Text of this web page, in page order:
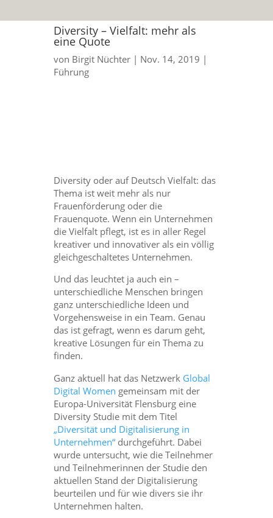
Diversity – Vielfalt: mehr als
eine Quote
von Birgit Nüchter| Nov. 14, 2019 |
Führung
Diversity oder auf Deutsch Vielfalt: das
Thema ist weit mehr als nur
Frauenförderung oder die
Frauenquote. Wenn ein Unternehmen
die Vielfalt pflegt, ist es in aller Regel
kreativer und innovativer als ein völlig
gleichgeschaltetes Unternehmen.
Und das leuchtet ja auch ein –
unterschiedliche Menschen bringen
ganz unterschiedliche Ideen und
Vorgehensweise in ein Team. Genau
das ist gefragt, wenn es darum geht,
kreative Lösungen für ein Thema zu
finden.
Ganz aktuell hat das Netzwerk Global
Digital Women gemeinsam mit der
Europa-Universität Flensburg eine
Diversity Studie mit dem Titel
„Diversität und Digitalisierung in
Unternehmen“durchgeführt. Dabei
wurde untersucht, wie die Teilnehmer
und Teilnehmerinnen der Studie den
aktuellen Stand der Digitalisierung
beurteilen und für wie divers sie ihr
Unternehmen halten.